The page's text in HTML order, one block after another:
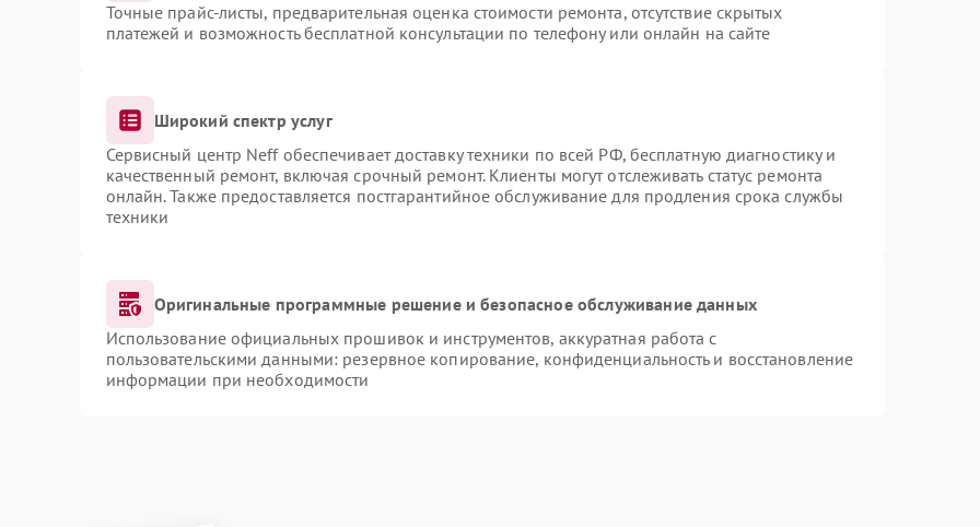
Точные прайс-листы, предварительная оценка стоимости ремонта, отсутствие скрытых
платежей и возможность бесплатной консультации по телефону или онлайн на сайте
Широкий спектр услуг
Сервисный центр Neff обеспечивает доставку техники по всей РФ, бесплатную диагностику и
качественный ремонт, включая срочный ремонт. Клиенты могут отслеживать статус ремонта
онлайн. Также предоставляется постгарантийное обслуживание для продления срока службы
техники
Оригинальные программные решение и безопасное обслуживание данных
Использование официальных прошивок и инструментов, аккуратная работа с
пользовательскими данными: резервное копирование, конфиденциальность и восстановление
информации при необходимости